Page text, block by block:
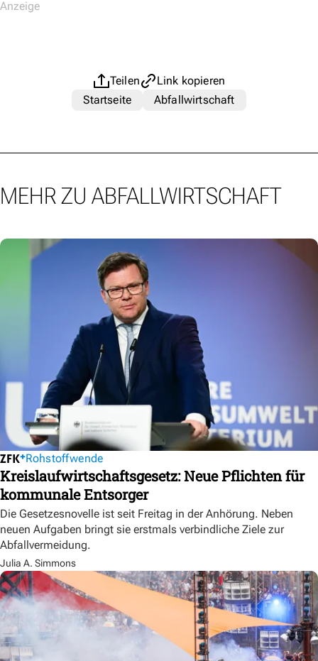
Teilen
Link kopieren
Startseite
Abfallwirtschaft
MEHR ZU ABFALLWIRTSCHAFT
Rohstoffwende
Kreislaufwirtschaftsgesetz: Neue Pflichten für
kommunale Entsorger
Die Gesetzesnovelle ist seit Freitag in der Anhörung. Neben
neuen Aufgaben bringt sie erstmals verbindliche Ziele zur
Abfallvermeidung.
Julia A. Simmons